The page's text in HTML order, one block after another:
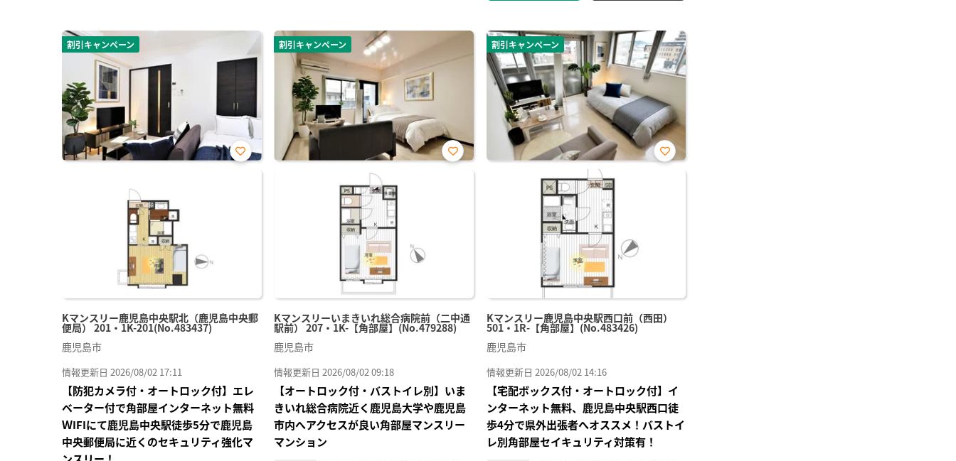
割引キャンペーン
Kマンスリー鹿児島中央駅北（鹿児島中央郵
便局） 201・1K-201(No.483437)
お気
鹿児島市
情報更新日 2026/08/02 17:11
【防犯カメラ付・オートロック付】エレ
ベーター付で角部屋インターネット無料
ＷIFIにて鹿児島中央駅徒歩5分で鹿児島
中央郵便局に近くのセキュリティ強化マ
割引キャンペーン
Kマンスリーいまきいれ総合病院前（二中通
駅前） 207・1K-【角部屋】(No.479288)
お気
鹿児島市
情報更新日 2026/08/02 09:18
【オートロック付・バストイレ別】いま
きいれ総合病院近く鹿児島大学や鹿児島
市内へアクセスが良い角部屋マンスリー
マンション
割引キャンペーン
Kマンスリー鹿児島中央駅西口前（西田）
501・1R-【角部屋】(No.483426)
お気
鹿児島市
情報更新日 2026/08/02 14:16
【宅配ボックス付・オートロック付】イ
ンターネット無料、鹿児島中央駅西口徒
歩4分で県外出張者へオススメ！バストイ
レ別角部屋セイキュリティ対策有！